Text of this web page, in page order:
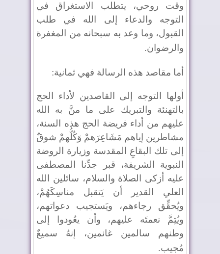
وقت روحي، يتطلب الاستغراق في
التوجه والدعاء إلى الله في طلب
القبول، وما وعد به سبحانه من المغفرة
والرضوان.
أما مقاصد هذه الرسالة فهي ثمانية:
أولها التوجه إلى القاصدين لأداء الحج
بالتهنئة والتبريك على ما منَّ به الله
عليهم من أداء فريضة الحج هذه السنة،
مشاطرين إياهم مَشَاعِرَهمْ وَكُلُّهمْ شوقٌ
إلى تلك البقاعِ المقدسة وزيارة الروضة
النبوية الشريفة، قبر جدِّنا المصطفى
عليه أزكى الصلاة والسلام، سائلين الله
العلي القدير أن يَتقبل مناسِكَهُمْ،
ويُحقِّق رجاءهم، ويَستجيب دعواتهم،
ويُتِمَّ نعمتَه عليهم، وأن يعُودوا إلى
وطنهم سالمين غانمين، إنهُ سميعٌ
مُجيب.